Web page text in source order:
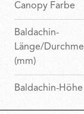
Canopy Farbe
Baldachin-
Länge/
(mm)
Baldachin-